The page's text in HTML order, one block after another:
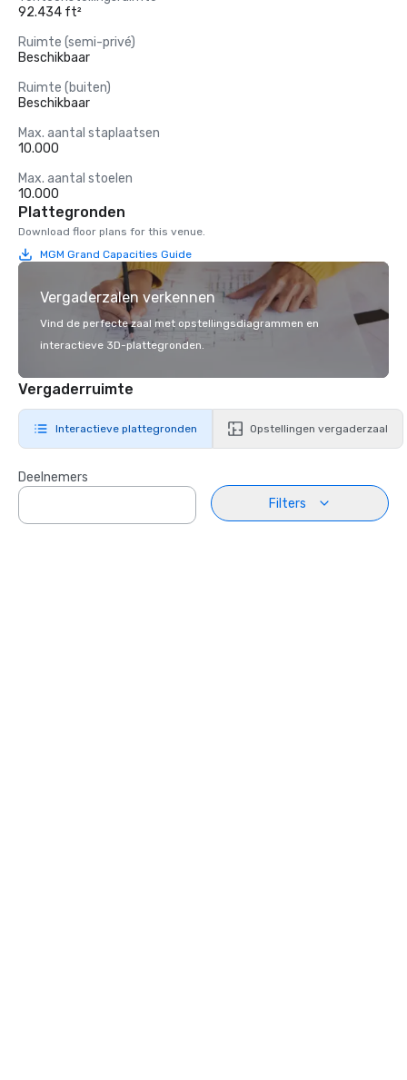
92.434 ft²
Ruimte (semi-privé)
Beschikbaar
Ruimte (buiten)
Beschikbaar
Max. aantal staplaatsen
10.000
Max. aantal stoelen
10.000
Plattegronden
Download floor plans for this venue.
MGM Grand Capacities Guide
Vergaderzalen verkennen
Vind de perfecte zaal met opstellingsdiagrammen en
interactieve 3D-plattegronden.
Vergaderruimte
Interactieve plattegronden Opstellingen vergaderzaal
Deelnemers
Filters